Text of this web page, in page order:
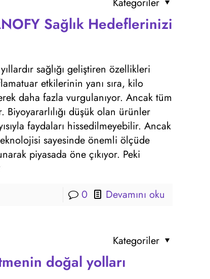
Sağlık Hedeflerinizi
sağlığı geliştiren özellikleri
etkilerinin yanı sıra, kilo
daha fazla vurgulanıyor. Ancak tüm
Biyoyararlılığı düşük olan ürünler
faydaları hissedilmeyebilir. Ancak
sayesinde önemli ölçüde
piyasada öne çıkıyor. Peki
0 Devamını oku
Kategoriler
doğal yolları